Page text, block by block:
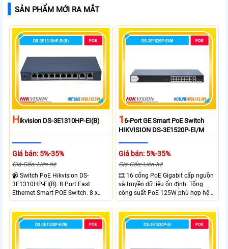
SẢN PHẨM MỚI RA MẮT
HIkvision DS-3E1310HP-EI(B)
Giá bán: 5%-35%
Giá Gốc: Liên hệ
📹 Switch PoE Hikvision DS-
3E1310HP-EI(B). 8 Port Fast
Ethernet Smart POE Switch. 8 x
10/100M PoE Ports, 2 x Gigabit
Uplink Ports.
16-Port GE Smart PoE Switch
HIKVISION DS-3E1520P-EI/M
Giá bán: 5%-35%
Giá Gốc: Liên hệ
🎞 16 cổng PoE Gigabit cấp nguồn
và truyền dữ liệu ổn định. Tổng
công suất PoE 125W phù hợp hệ
thống camera IP vừa. 2 cổng RJ45
Gigabit và 2 cổng quang SFP mở
rộng linh hoạt. Hỗ trợ truyền PoE
xa tối đa lên đến 300 mét.